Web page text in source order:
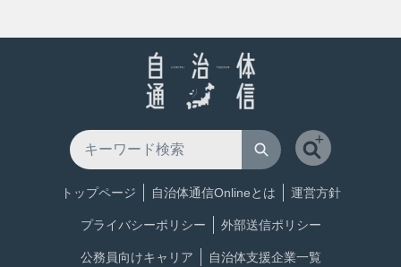
トップページ 自治体通信Onlineとは 運営方針
プライバシーポリシー 外部送信ポリシー
公務員向けキャリア 自治体支援企業一覧